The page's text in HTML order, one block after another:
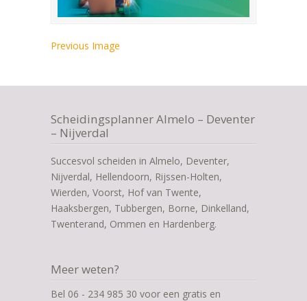
Previous Image
Scheidingsplanner Almelo – Deventer
– Nijverdal
Succesvol scheiden in Almelo, Deventer,
Nijverdal, Hellendoorn, Rijssen-Holten,
Wierden, Voorst, Hof van Twente,
Haaksbergen, Tubbergen, Borne, Dinkelland,
Twenterand, Ommen en Hardenberg.
Meer weten?
Bel 06 - 234 985 30 voor een gratis en